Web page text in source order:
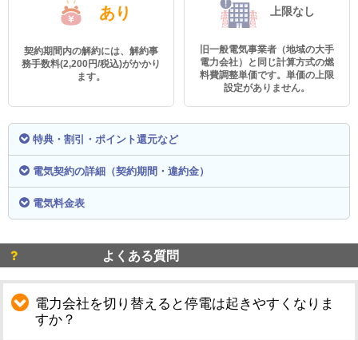
あり
契約期間内の解約には、解約事
務手数料(2,200円/税込)がかかり
ます。
上限なし
旧一般電気事業者（地域の大手
電力会社）と同じ計算方式の燃
料費調整単価です。単価の上限
設定がありません。
特典・割引・ポイント還元など
電気契約の詳細（契約期間・違約金）
電気料金表
よくある質問
電力会社を切り替えると停電は起きやすくなりま
すか？